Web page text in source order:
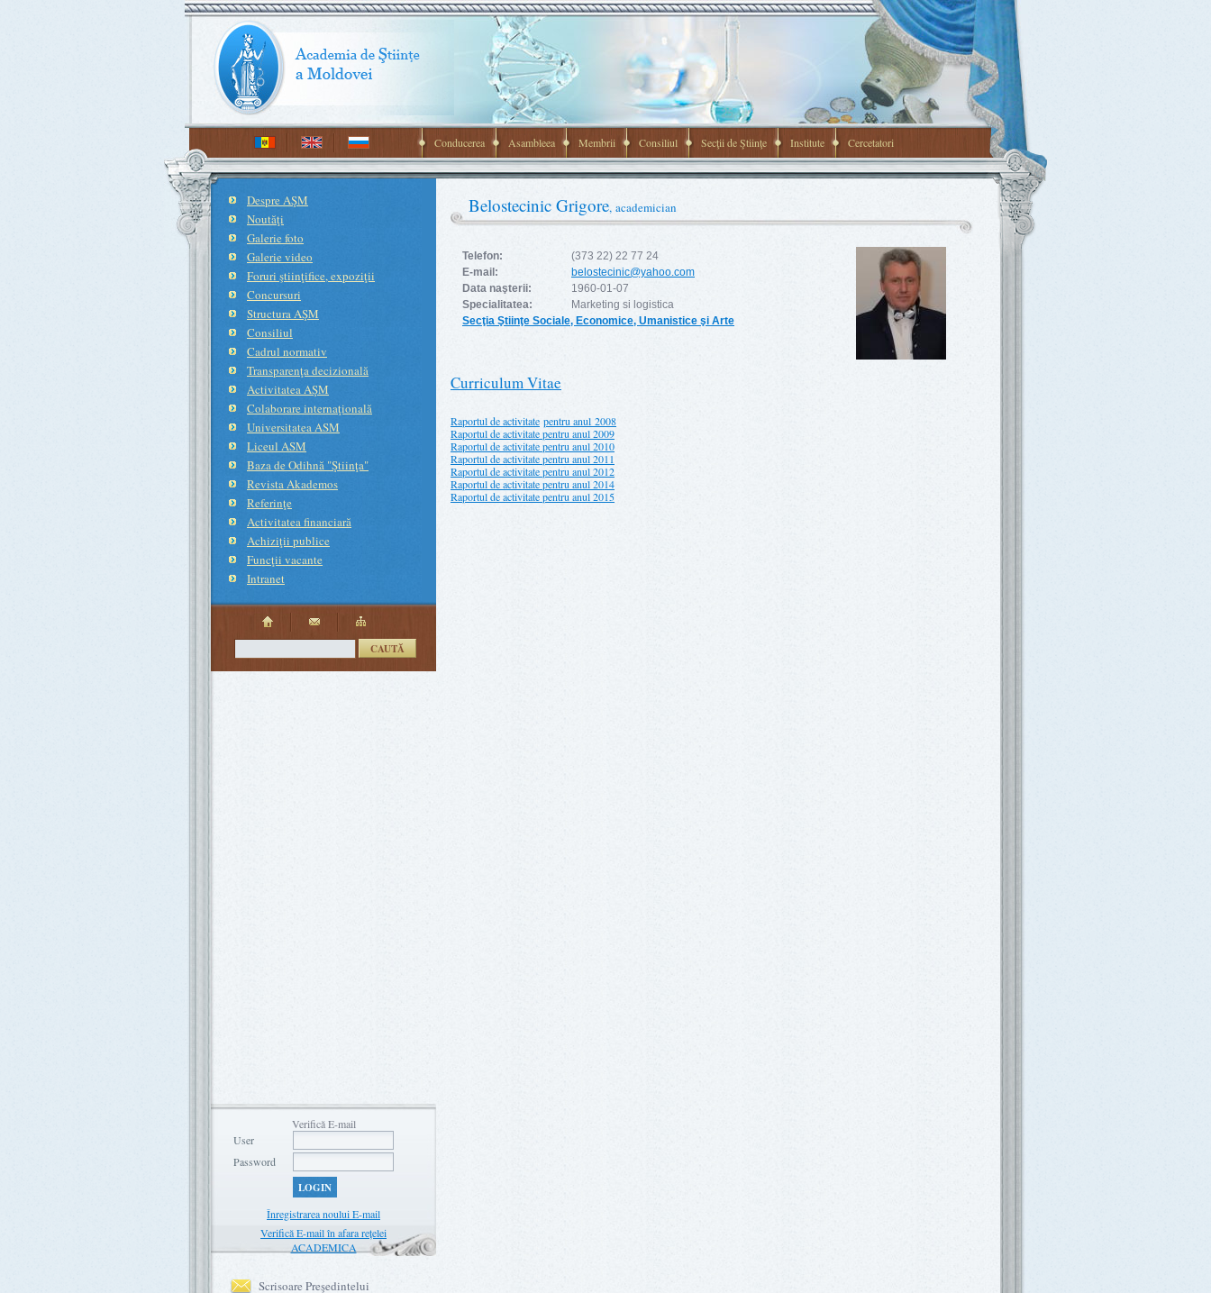
Conducerea Asambleea Membrii Consiliul Secţii de Ştiinţe Institute Cercetatori
Despre AŞM
Noutăţi
Galerie foto
Galerie video
Foruri ştiinţifice, expoziţii
Concursuri
Structura AŞM
Consiliul
Cadrul normativ
Transparenţa decizională
Activitatea AŞM
Colaborare internaţională
Universitatea ASM
Liceul ASM
Baza de Odihnă "Ştiinţa"
Revista Akademos
Referinţe
Activitatea financiară
Achiziţii publice
Funcţii vacante
Intranet
CAUTĂ
Verifică E-mail
User
Password
LOGIN
Înregistrarea noului E-mail
Verifică E-mail în afara rețelei
ACADEMICA
Scrisoare Preşedintelui
Belostecinic Grigore, academician
Telefon:
(373 22) 22 77 24
E-mail:
belostecinic@yahoo.com
Data naşterii:
1960-01-07
Specialitatea:
Marketing si logistica
Secţia Ştiinţe Sociale, Economice, Umanistice şi Arte
Curriculum Vitae
Raportul de activitate pentru anul 2008
Raportul de activitate pentru anul 2009
Raportul de activitate pentru anul 2010
Raportul de activitate pentru anul 2011
Raportul de activitate pentru anul 2012
Raportul de activitate pentru anul 2014
Raportul de activitate pentru anul 2015